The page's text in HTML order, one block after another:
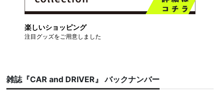
楽しいショッピング
注目グッズをご用意しました
雑誌『CAR and DRIVER』 バックナンバー